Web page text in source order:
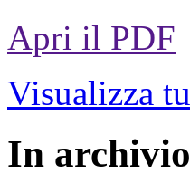
Apri il PDF
Visualizza
In archivio